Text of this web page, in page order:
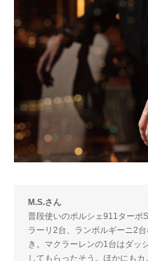
M.S.さん
普段使いのポルシェ911ターボ
ラーリ2台、ランボルギーニ2
き。マクラーレンの1台はダッ
してもらったそう。ほかにも